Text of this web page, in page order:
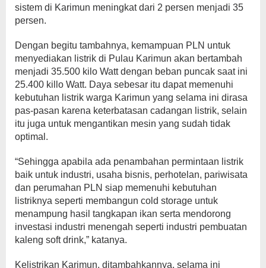
sistem di Karimun meningkat dari 2 persen menjadi 35
persen.
Dengan begitu tambahnya, kemampuan PLN untuk
menyediakan listrik di Pulau Karimun akan bertambah
menjadi 35.500 kilo Watt dengan beban puncak saat ini
25.400 killo Watt. Daya sebesar itu dapat memenuhi
kebutuhan listrik warga Karimun yang selama ini dirasa
pas-pasan karena keterbatasan cadangan listrik, selain
itu juga untuk mengantikan mesin yang sudah tidak
optimal.
“Sehingga apabila ada penambahan permintaan listrik
baik untuk industri, usaha bisnis, perhotelan, pariwisata
dan perumahan PLN siap memenuhi kebutuhan
listriknya seperti membangun cold storage untuk
menampung hasil tangkapan ikan serta mendorong
investasi industri menengah seperti industri pembuatan
kaleng soft drink,” katanya.
Kelistrikan Karimun, ditambahkannya, selama ini